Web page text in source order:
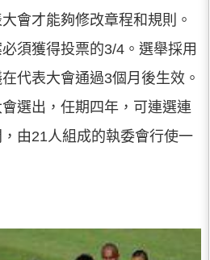
會才能夠修改章程和規則。
須獲得投票的3/4。選舉採用
代表大會通過3個月後生效。
選出，任期四年，可連選連
由21人組成的執委會行使一